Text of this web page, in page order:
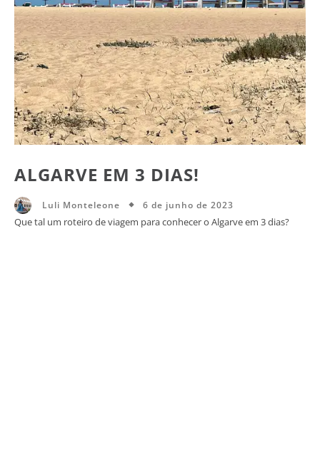
ALGARVE EM 3 DIAS!
Luli Monteleone 6 de junho de 2023
Que tal um roteiro de viagem para conhecer o Algarve em 3 dias?